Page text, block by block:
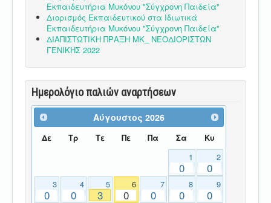
Εκπαιδευτήρια Μυκόνου "Σύγχρονη Παιδεία"
Διορισμός Εκπαιδευτικού στα Ιδιωτικά
Εκπαιδευτήρια Μυκόνου "Σύγχρονη Παιδεία"
ΔΙΑΠΙΣΤΩΤΙΚΗ ΠΡΑΞΗ ΜΚ_ ΝΕΟΔΙΟΡΙΣΤΩΝ
ΓΕΝΙΚΗΣ 2022
Ημερολόγιο παλιών αναρτήσεων
Αύγουστος 2026
Δε Τρ Τε Πε Πα Σα Κυ
1
0
2
0
3
0
4
0
5
3
6
0
7
0
8
0
9
0